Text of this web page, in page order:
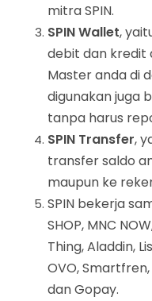
mitra SPIN.
SPIN Wallet,
debit dan kredit
Master anda di
digunakan juga
tanpa harus
SPIN Transfer,
transfer saldo
maupun ke
SPIN bekerja
SHOP, MNC
Thing, Aladdin,
OVO,
dan Gopay.